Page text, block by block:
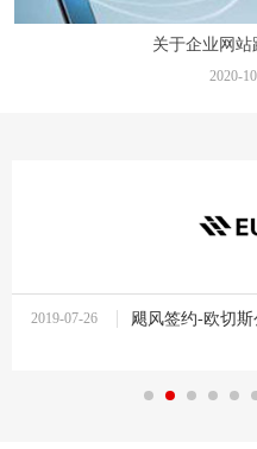
关于企业网
2020-
2019-07-26
飓风签约-欧切斯